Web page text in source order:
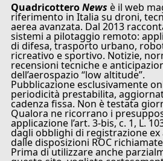
QuadricotteroNews è il web
riferimento in Italia su droni,
aerea avanzata. Dal 2013
sistemi a pilotaggio remoto:
di difesa, trasporto urbano,
ricreativo e sportivo. Notizie,
recensioni tecniche e
dell’aerospazio “low altitude”.
Pubblicazione esclusivamente
periodicità prestabilita,
cadenza fissa. Non è testata
Qualora ne ricorrano i
applicazione l’art. 3-bis, c. 1, L.
dagli obblighi di registrazione ex
dalle disposizioni ROC
Prima di utilizzare anche